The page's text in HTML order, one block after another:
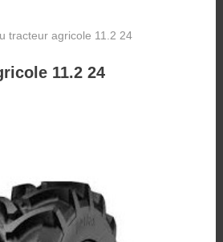
agricole 11.2 24
11.2 24